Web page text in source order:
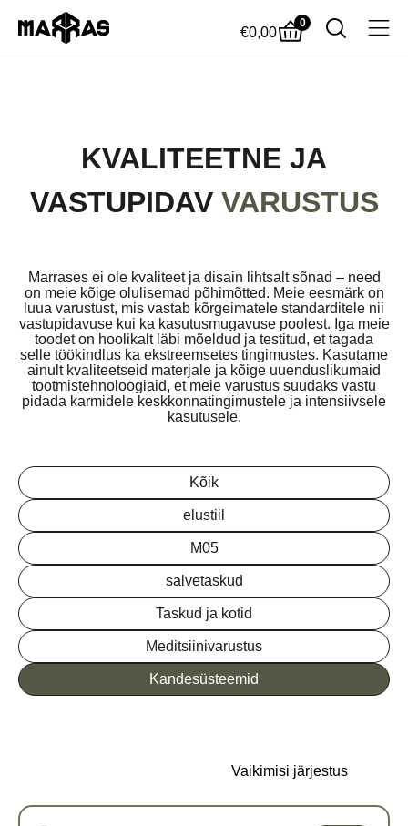
€0,00
0
KVALITEETNE JA
VASTUPIDAV VARUSTUS
Marrases ei ole kvaliteet ja disain lihtsalt sõnad – need
on meie kõige olulisemad põhimõtted. Meie eesmärk on
luua varustust, mis vastab kõrgeimatele standarditele nii
vastupidavuse kui ka kasutusmugavuse poolest. Iga meie
toodet on hoolikalt läbi mõeldud ja testitud, et tagada
selle töökindlus ka ekstreemsetes tingimustes. Kasutame
ainult kvaliteetseid materjale ja kõige uuenduslikumaid
tootmistehnoloogiaid, et meie varustus suudaks vastu
pidada karmidele keskkonnatingimustele ja intensiivsele
kasutusele.
Kõik
elustiil
M05
salvetaskud
Taskud ja kotid
Meditsiinivarustus
Kandesüsteemid